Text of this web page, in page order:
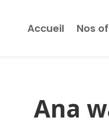
Accueil Nos
Ana